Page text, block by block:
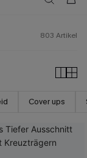
803 Artikel
Cover ups